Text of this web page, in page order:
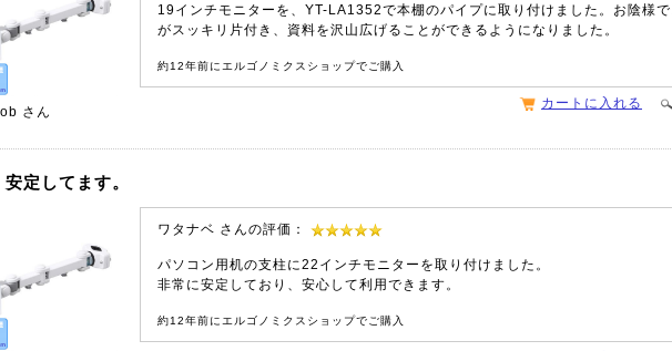
さん
19インチモニターを、YT-LA1352で本棚のパイプに取り付けました。お陰様で
がスッキリ片付き、資料を沢山広げることができるようになりました。
約12年前にエルゴノミクスショップでご購入
カートに入れる
安定してます。
ワタナベ さんの評価：
パソコン用机の支柱に22インチモニターを取り付けました。
非常に安定しており、安心して利用できます。
約12年前にエルゴノミクスショップでご購入